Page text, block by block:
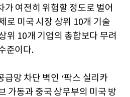
가 여전히 위험할 정도로 벌어
로 미국 시장 상위 10개 기술
위 10개 기업의 총합보다 무려
준이다.
급망 차단 벽인 ‘팍스 실리카
가동과 중국 상무부의 미국 방